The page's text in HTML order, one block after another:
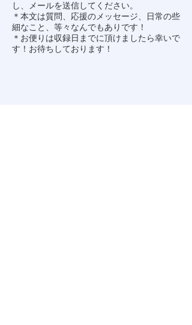
し、メールを送信してください。
＊本文は質問、応援のメッセージ、日常の些
細なこと、等々なんでもありです！
＊お便りは収録日までに頂けましたら幸いで
す！お待ちしております！